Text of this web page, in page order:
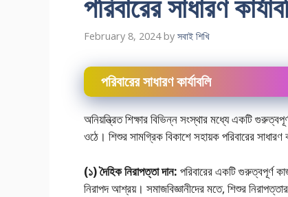
February 8, 2024 by সবাই শিখি
পরিবারের সাধারণ কার্যাবলি
অনিয়ন্ত্রিত শিক্ষার বিভিন্ন সংস্থার মধ্যে একটি
ওঠে। শিশুর সামগ্রিক বিকাশে সহায়ক পরিবারের
(১) দৈহিক নিরাপত্তা দান: পরিবারের একটি গুরুত্বপূর্ণ
নিরাপদ আশ্রয়। সমাজবিজ্ঞানীদের মতে, শিশুর